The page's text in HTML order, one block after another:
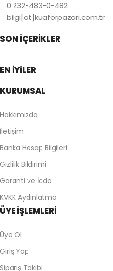
0 232-483-0-482
bilgi[at]kuaforpazari.com.tr
SON İÇERİKLER
EN İYİLER
KURUMSAL
Hakkımızda
İletişim
Banka Hesap Bilgileri
Gizlilik Bildirimi
Garanti ve İade
KVKK Aydınlatma
ÜYE İŞLEMLERİ
Üye Ol
Giriş Yap
Sipariş Takibi